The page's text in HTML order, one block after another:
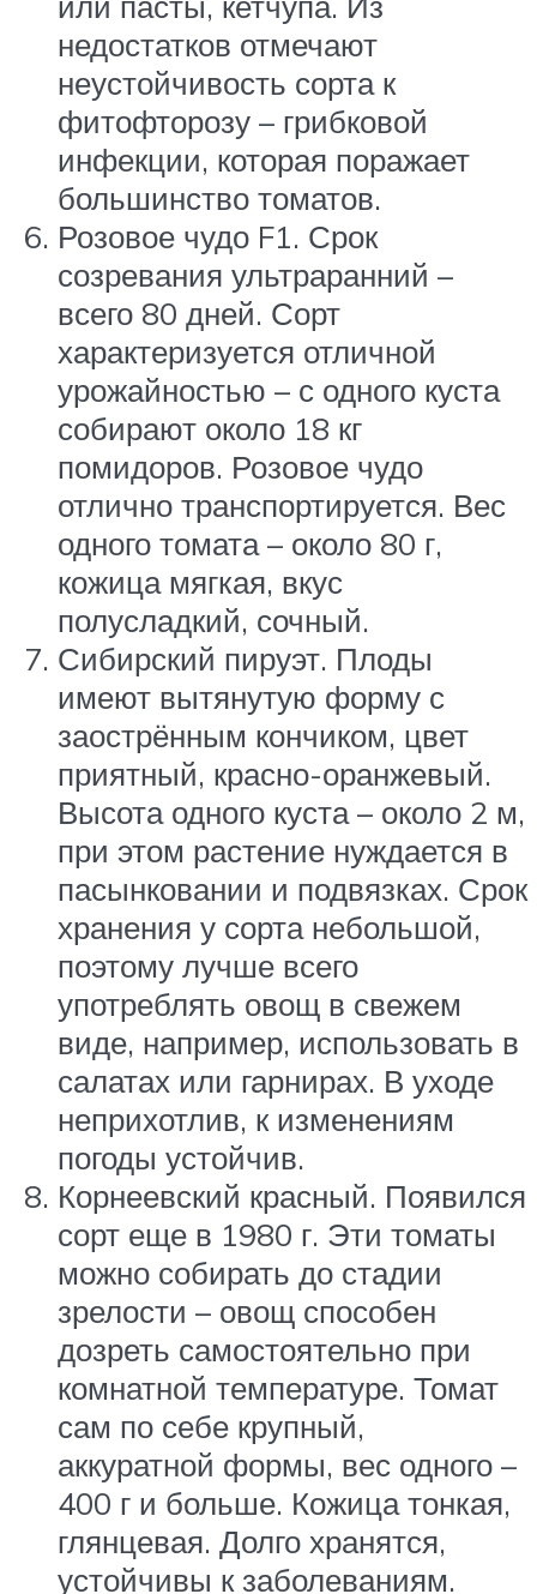
недостатков отмечают
неустойчивость сорта к
фитофторозу – грибковой
инфекции, которая поражает
большинство томатов.
Розовое чудо F1. Срок
созревания ультраранний –
всего 80 дней. Сорт
характеризуется отличной
урожайностью – с одного куста
собирают около 18 кг
помидоров. Розовое чудо
отлично транспортируется. Вес
одного томата – около 80 г,
кожица мягкая, вкус
полусладкий, сочный.
Сибирский пируэт. Плоды
имеют вытянутую форму с
заострённым кончиком, цвет
приятный, красно-оранжевый.
Высота одного куста – около 2 м,
при этом растение нуждается в
пасынковании и подвязках. Срок
хранения у сорта небольшой,
поэтому лучше всего
употреблять овощ в свежем
виде, например, использовать в
салатах или гарнирах. В уходе
неприхотлив, к изменениям
погоды устойчив.
Корнеевский красный. Появился
сорт еще в 1980 г. Эти томаты
можно собирать до стадии
зрелости – овощ способен
дозреть самостоятельно при
комнатной температуре. Томат
сам по себе крупный,
аккуратной формы, вес одного –
400 г и больше. Кожица тонкая,
глянцевая. Долго хранятся,
устойчивы к заболеваниям.